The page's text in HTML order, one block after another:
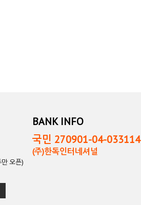
오픈)
BANK INFO
국민 270901-04-033114
(주)한독인터네셔널